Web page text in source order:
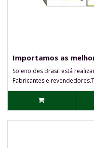
Importamos as
Solenoides Brasil está
Fabricantes e